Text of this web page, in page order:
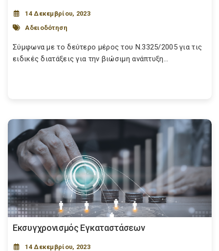
14 Δεκεμβρίου, 2023
Αδειοδότηση
Σύμφωνα με το δεύτερο μέρος του Ν.3325/2005 για τις
ειδικές διατάξεις για την βιώσιμη ανάπτυξη...
Εκσυγχρονισμός Εγκαταστάσεων
14 Δεκεμβρίου, 2023